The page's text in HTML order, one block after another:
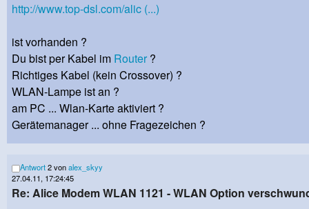
http://www.top-dsl.com/alic (...)
ist vorhanden ?
Du bist per Kabel im Router ?
Richtiges Kabel (kein Crossover) ?
WLAN-Lampe ist an ?
am PC ... Wlan-Karte aktiviert ?
Gerätemanager ... ohne Fragezeichen ?
Antwort2 vonalex_skyy
27.04.11, 17:24:45
Re: Alice Modem WLAN 1121 - WLAN Option